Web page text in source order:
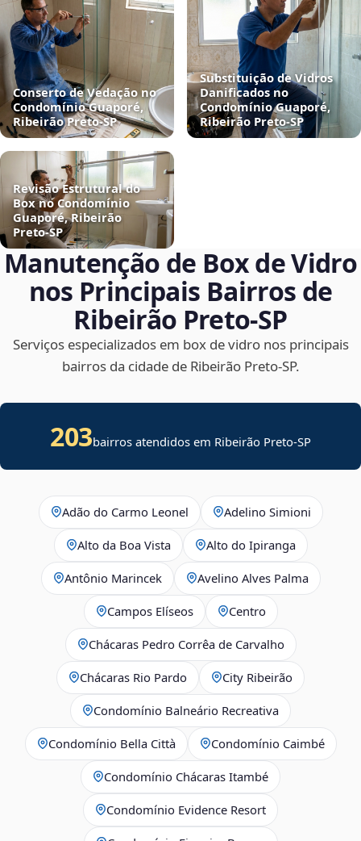
Conserto de Vedação no
Condomínio Guaporé,
Ribeirão Preto‑SP
Substituição de Vidros
Danificados no
Condomínio Guaporé,
Ribeirão Preto‑SP
Revisão Estrutural do
Box no Condomínio
Guaporé, Ribeirão
Preto‑SP
Manutenção de Box de Vidro
nos Principais Bairros de
Ribeirão Preto‑SP
Serviços especializados em box de vidro nos principais
bairros da cidade de Ribeirão Preto‑SP.
203bairros atendidos em Ribeirão Preto-SP
Adão do Carmo Leonel Adelino Simioni
Alto da Boa Vista Alto do Ipiranga
Antônio Marincek Avelino Alves Palma
Campos Elíseos Centro
Chácaras Pedro Corrêa de Carvalho
Chácaras Rio Pardo City Ribeirão
Condomínio Balneário Recreativa
Condomínio Bella Città Condomínio Caimbé
Condomínio Chácaras Itambé
Condomínio Evidence Resort